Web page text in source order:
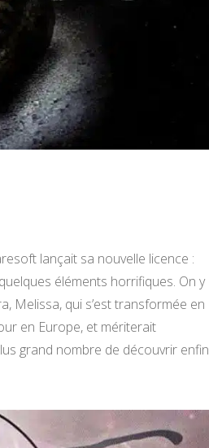
lançait sa nouvelle licence :
éléments horrifiques. On y
Melissa, qui s’est transformée en
en Europe, et mériterait
grand nombre de découvrir enfin